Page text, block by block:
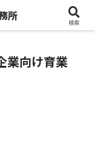
サポートします
業向け育業
所
検索